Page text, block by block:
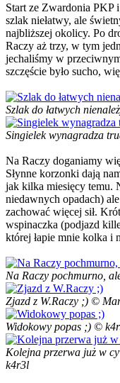
Start ze Zwardonia PKP
szlak niełatwy, ale
najbliższej okolicy. Po
Raczy aż trzy, w tym
jechaliśmy w
szczęście było sucho,
Szlak do łatwych
Singielek wynagradza
Na Raczy doganiamy
Słynne korzonki dają
jak kilka miesięcy temu.
niedawnych opadach)
zachować więcej sił.
wspinaczka (podjazd
której łapie mnie kolka i
Na Raczy pochmurno,
Zjazd z W.Raczy ;) ©
Widokowy popas ;) ©
Kolejna przerwa już w
k4r3l